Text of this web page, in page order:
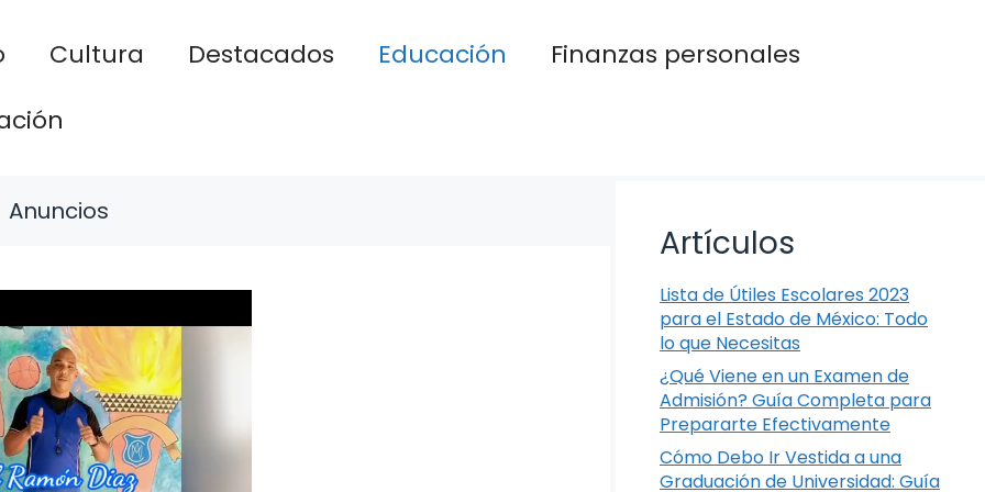
Cultura Destacados Educación
Finanzas personales
Anuncios
Artículos
Lista de Útiles Escolares 2023
para el Estado de México: Todo
lo que Necesitas
¿Qué Viene en un Examen de
Admisión? Guía Completa para
Prepararte Efectivamente
Cómo Debo Ir Vestida a una
Graduación de Universidad: Guía